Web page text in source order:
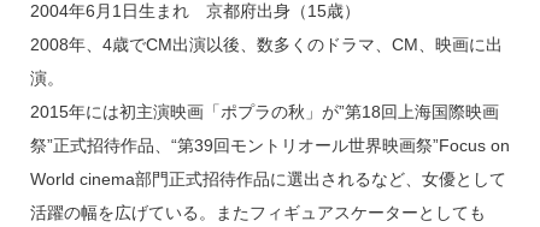
2004年6月1日生まれ 京都府出身（15歳）
2008年、4歳でCM出演以後、数多くのドラマ、CM、映画に出
演。
2015年には初主演映画「ポプラの秋」が”第18回上海国際映画
祭”正式招待作品、“第39回モントリオール世界映画祭”Focus on
World cinema部門正式招待作品に選出されるなど、女優として
活躍の幅を広げている。またフィギュアスケーターとしても